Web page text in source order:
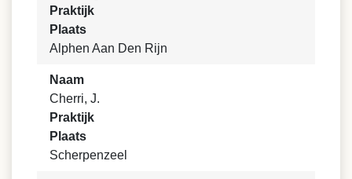
Praktijk
Plaats
Alphen Aan Den Rijn
Naam
Cherri, J.
Praktijk
Plaats
Scherpenzeel